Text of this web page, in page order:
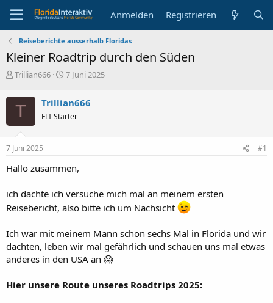
Anmelden Registrieren
Reiseberichte ausserhalb Floridas
Kleiner Roadtrip durch den Süden
E
s
t
l
l
e
Trillian666
E
t
e
l
m
7 Juni 2025
T Trillian666
FLI-Starter
7 Juni 2025 #1
Hallo zusammen,
ich dachte ich versuche mich mal an meinem ersten
Reisebericht, also bitte ich um Nachsicht
Ich war mit meinem Mann schon sechs Mal in Florida und wir
dachten, leben wir mal gefährlich und schauen uns mal etwas
anderes in den USA an 😱
Hier unsere Route unseres Roadtrips 2025: